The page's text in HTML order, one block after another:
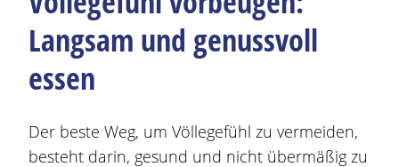
Langsam und genussvoll
essen
Der beste Weg, um Völlegefühl zu vermeiden,
besteht darin, gesund und nicht übermäßig zu